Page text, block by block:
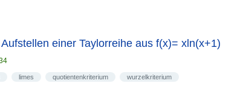
einer Taylorreihe aus f(x)= xln(x+1)
limes quotientenkriterium wurzelkriterium